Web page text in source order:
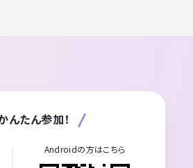
んたん参加！
Androidの方はこちら